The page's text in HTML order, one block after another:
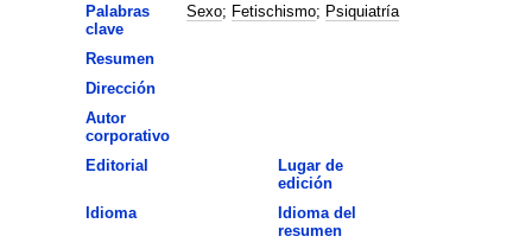
Palabras
clave
Sexo; Fetischismo; Psiquiatría
Resumen
Dirección
Autor
corporativo
Editorial
Lugar de
edición
Idioma
Idioma del
resumen